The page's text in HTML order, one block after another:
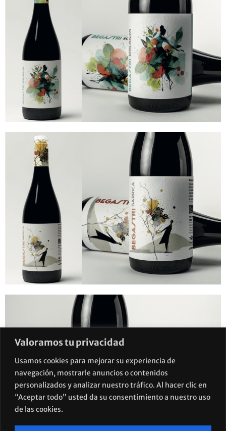
Valoramos tu privacidad
Usamos cookies para mejorar su experiencia de
navegación, mostrarle anuncios o contenidos
personalizados y analizar nuestro tráfico. Al hacer clic en
“Aceptar todo” usted da su consentimiento a nuestro uso
de las cookies.